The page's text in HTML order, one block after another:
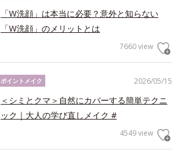
「W洗顔」は本当に必要？意外と知らない
「W洗顔」のメリットとは
7660 view
2026/05/15
ポイントメイク
＜シミとクマ＞自然にカバーする簡単テクニ
ック｜大人の学び直しメイク #
4549 view